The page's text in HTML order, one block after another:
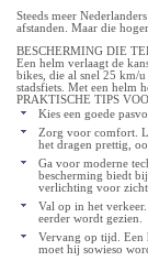
Steeds meer
afstanden. Maar die
BESCHERMING DIE
Een helm verlaagt de
bikes, die al snel 25 km/
stadsfiets. Met een helm
PRAKTISCHE TIPS
Kies een goede
Zorg voor comfort.
het dragen prettig,
Ga voor moderne
bescherming biedt
verlichting voor
Val op in het
eerder wordt gezien.
Vervang op tijd. Een
moet hij sowieso